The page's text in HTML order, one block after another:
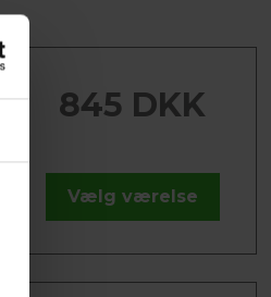
845 DKK
Vælg værelse